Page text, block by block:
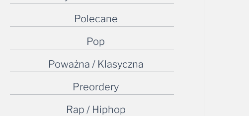
Polecane
Pop
Poważna / Klasyczna
Preordery
Rap / Hiphop